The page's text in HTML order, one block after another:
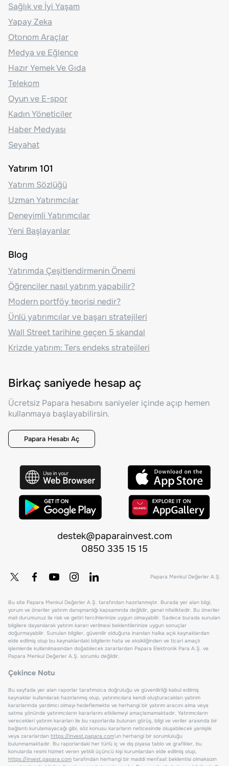
Sağlık ve İyi Yaşam
Yapay Zeka
Otonom Araçlar
Medya ve Eğlence
Hazır Yemek Ve Gıda
Telekom
Oyun ve E-spor
Kadın Yöneticiler
Haber Medyası
Seyahat
Yatırım 101
Yatırım Sözlüğü
Uzman Yatırımcılar
Deneyimli Yatırımcılar
Yeni Başlayanlar
Blog
Yatırımda Çeşitlendirmenin Önemi
Öğrenciler nasıl yatırım yapabilir?
Modern portföy teorisi nedir?
Ünlü yatırımcılar ve başarı stratejileri
Wall Street tarihine geçen 5 skandal
Krizde yatırım: Ters endeks stratejileri
Birkaç saniyede hesap aç
Ücretsiz Papara hesabını saniyeler içinde açıp hemen
kullanmaya başlayabilirsin.
Papara Hesabı Aç
destek@paparainvest.com
0850 335 15 15
Papara Menkul Değerler A.Ş.
Bu site Papara Menkul Değerler A.Ş. tarafından hazırlanmıştır. Burada yer alan bilgi,
yorum ve öneriler yatırım danışmanlığı kapsamında değildir, genel niteliktedir. Bu öneriler
mali durumunuz ile risk ve getiri tercihlerinize uygun olmayabilir. Sadece burada sunulan
bilgilere dayanılarak yatırım kararı verilmesi beklentilerinize uygun sonuçlar
doğurmayabilir. Sunulan bilgiler, güvenilir olduğuna inanılan halka açık kaynaklardan
elde edilmiş olup bu kaynaklardaki bilgilerin hata ve eksikliğinden ve ticari amaçlı
işlemlerde kullanılmasından doğabilecek zararlardan Papara Elektronik Para A.Ş. ve
Papara Menkul Değerler A.Ş. sorumlu değildir.
Çekince Notu
Bu sayfada yer alan raporlar tarafımızca doğruluğu ve güvenilirliği kabul edilmiş
kaynaklar kullanılarak hazırlanmış olup, yatırımcılara kendi oluşturacakları yatırım
kararlarında yardımcı olmayı hedeflemekte ve herhangi bir yatırım aracını alma veya
satma yönünde yatırımcıların kararlarını etkilemeyi amaçlamamaktadır. Yatırımcıların
verecekleri yatırım kararları ile bu raporlarda bulunan görüş, bilgi ve veriler arasında bir
bağlantı kurulamayacağı gibi, söz konusu kararların neticesinde oluşabilecek yanlışlık
veya zararlardan https://invest.papara.com'un herhangi bir sorumluluğu
bulunmamaktadır. Bu raporlardaki her türlü iç ve dış piyasa tablo ve grafikler, bu
konularda resmi hizmet veren yetkili üçüncü kişi kurumlardan elde edilmiş olup,
https://invest.papara.com tarafından herhangi bir maddi menfaat beklentisi olmaksızın